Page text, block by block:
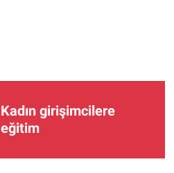
Kadın girişimcilere
eğitim